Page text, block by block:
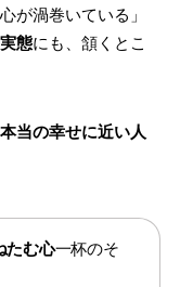
が渦巻いている」
態にも、頷くとこ
本当の幸せに近い人
たむ心一杯のそ